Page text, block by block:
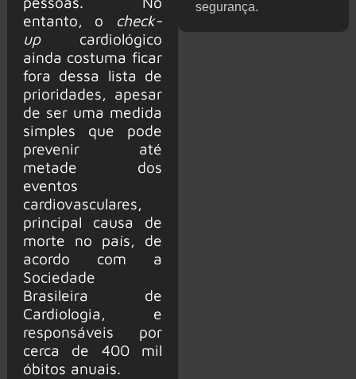
entanto, o check-
upcardiológico
ainda costuma ficar
fora dessa lista de
prioridades, apesar
de ser uma medida
simples que pode
prevenir até
metade dos
eventos
cardiovasculares,
principal causa de
morte no país, de
acordo com a
Sociedade
Brasileira de
Cardiologia, e
responsáveis por
cerca de 400 mil
óbitos anuais.
segurança.